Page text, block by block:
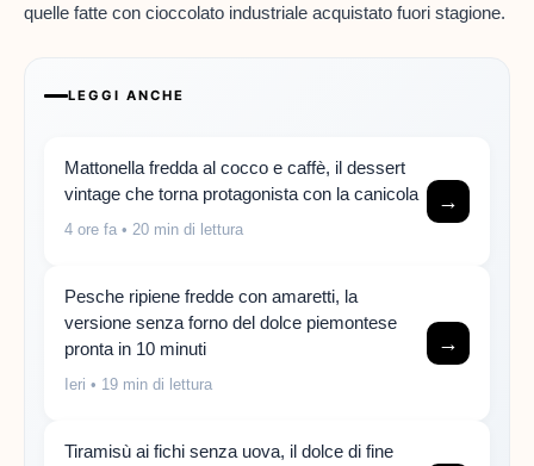
quelle fatte con cioccolato industriale acquistato fuori stagione.
LEGGI ANCHE
Mattonella fredda al cocco e caffè, il dessert
vintage che torna protagonista con la canicola
4 ore fa • 20 min di lettura
→
Pesche ripiene fredde con amaretti, la
versione senza forno del dolce piemontese
pronta in 10 minuti
Ieri • 19 min di lettura
→
Tiramisù ai fichi senza uova, il dolce di fine